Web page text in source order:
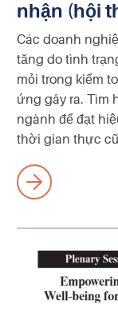
nhận (hội
Các doanh
tăng do tình
mỏi trong kiểm
ứng gây ra. Tìm
ngành để đạt
thời gian thực